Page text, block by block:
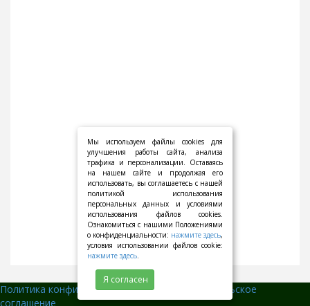
Политика конфиденциальности||
Пользовательское
соглашение
Мы используем файлы cookies для
улучшения работы сайта, анализа
трафика и персонализации. Оставаясь
на нашем сайте и продолжая его
использовать, вы соглашаетесь с нашей
политикой использования
персональных данных и условиями
использования файлов cookies.
Ознакомиться с нашими Положениями
о конфиденциальности: нажмите здесь,
условия использовании файлов cookie:
нажмите здесь.
Я согласен